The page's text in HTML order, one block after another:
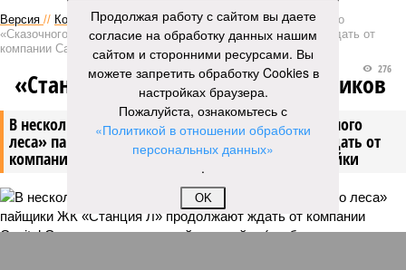
Версия // Конфликт //В нескольких станциях от уже сданного
«Сказочного леса» пайщики ЖК «Станция Л» продолжают ждать от
компании Capital Group начала реальной достройки
В нескольких станциях от уже сданного «Сказочного
леса» пайщики ЖК «Станция Л» продолжают ждать от
компании Capital Group начала реальной достройки
276
«Станция ожидания» для дольщиков
Продолжая работу с сайтом вы даете
согласие на обработку данных нашим
сайтом и сторонними ресурсами. Вы
можете запретить обработку Cookies в
настройках браузера.
Пожалуйста, ознакомьтесь с
«Политикой в отношении обработки
персональных данных»
.
OK